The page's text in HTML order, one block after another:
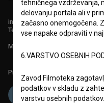
info@filmoteka.si
Tehnična pomoč:
Mednarodna številka ISSN 2670-
Projekt sofinancira:
tehničnega vzdrževanja,
delovanju portala ali v
začasno onemogočena.
vse napake odpraviti v
6.VARSTVO OSEBNIH
Zavod Filmoteka
podatkov v skladu z
varstvu osebnih podatkov.